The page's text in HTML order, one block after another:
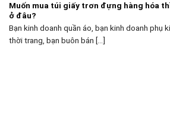
Muốn mua túi giấy trơn đựng hàng hóa
ở đâu?
Bạn kinh doanh quần áo, bạn kinh doanh phụ
thời trang, bạn buôn bán [...]